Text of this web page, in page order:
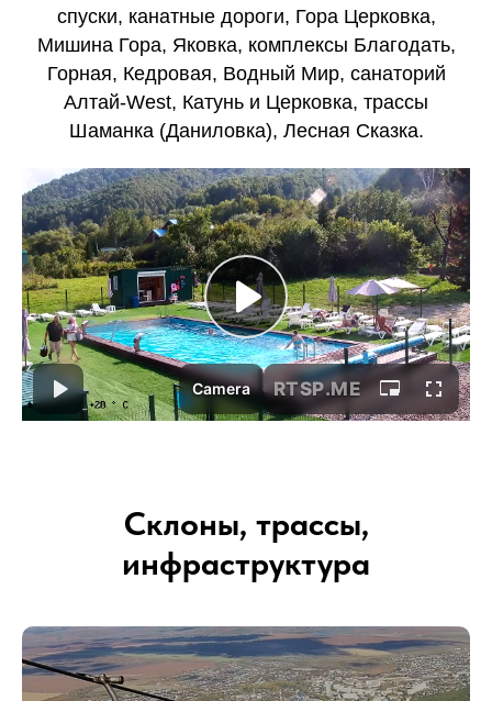
спуски, канатные дороги, Гора Церковка,
Мишина Гора, Яковка, комплексы Благодать,
Горная, Кедровая, Водный Мир, санаторий
Алтай-West, Катунь и Церковка, трассы
Шаманка (Даниловка), Лесная Сказка.
Склоны, трассы,
инфраструктура